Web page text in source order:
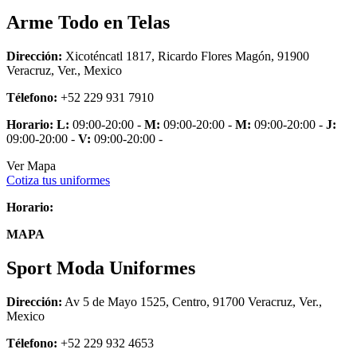
Arme Todo en Telas
Dirección: Xicoténcatl 1817, Ricardo Flores Magón, 91900
Veracruz, Ver., Mexico
Télefono: +52 229 931 7910
Horario: L: 09:00-20:00 - M: 09:00-20:00 - M: 09:00-20:00 - J:
09:00-20:00 - V: 09:00-20:00 -
Ver Mapa
Cotiza tus uniformes
Horario:
MAPA
Sport Moda Uniformes
Dirección: Av 5 de Mayo 1525, Centro, 91700 Veracruz, Ver.,
Mexico
Télefono: +52 229 932 4653